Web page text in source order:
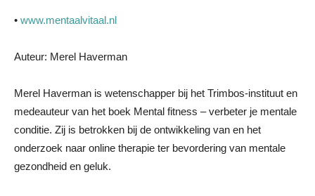
• www.mentaalvitaal.nl
Auteur: Merel Haverman
Merel Haverman is wetenschapper bij het Trimbos-instituut en
medeauteur van het boek Mental fitness – verbeter je mentale
conditie. Zij is betrokken bij de ontwikkeling van en het
onderzoek naar online therapie ter bevordering van mentale
gezondheid en geluk.